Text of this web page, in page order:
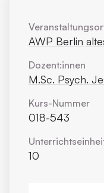
AWP Berlin
Dozent:innen
M.Sc. Psych.
Kurs-Nummer
018-543
10